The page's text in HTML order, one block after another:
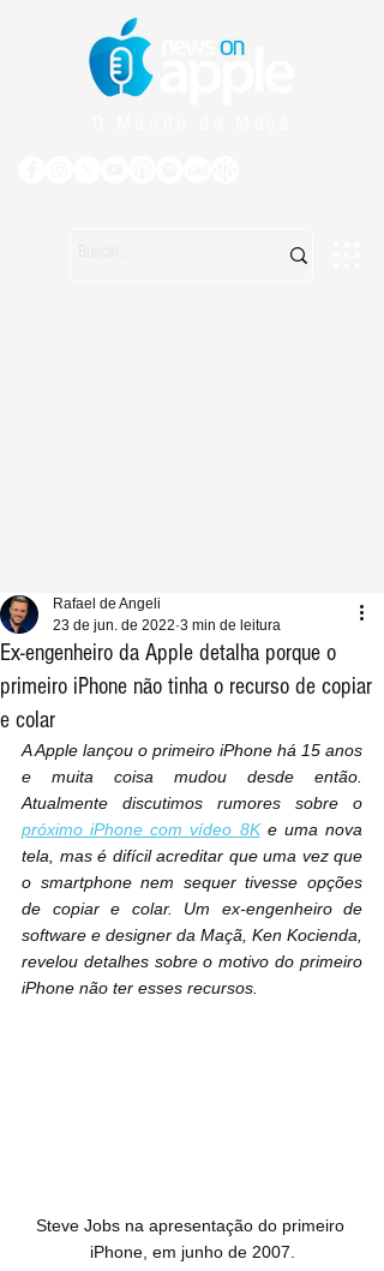
Ex-engenheiro da Apple detalha porque o
primeiro iPhone não tinha o recurso de copiar
e colar
Rafael de Angeli
23 de jun. de 2022 3 min de leitura
A Apple lançou o primeiro iPhone há 15 anos
e muita coisa mudou desde então.
próximo iPhone com vídeo 8K e uma nova
tela, mas é difícil acreditar que uma vez que
o smartphone nem sequer tivesse opções
de copiar e colar. Um ex-engenheiro de
software e designer da Maçã, Ken Kocienda,
revelou detalhes sobre o motivo do primeiro
iPhone não ter esses recursos.
Steve Jobs na apresentação do primeiro
iPhone, em junho de 2007.